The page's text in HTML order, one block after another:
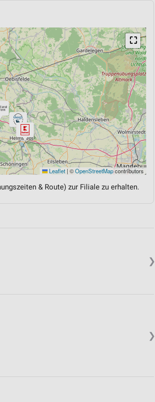
⛶
Leaflet | ©OpenStreetMapcontributors
& Route) zur Filiale zu erhalten.
❯
❯